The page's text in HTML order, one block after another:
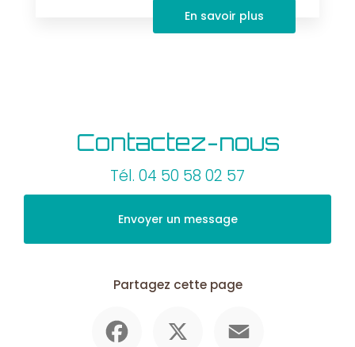
En savoir plus
Contactez-nous
Tél. 04 50 58 02 57
Envoyer un message
Partagez cette page